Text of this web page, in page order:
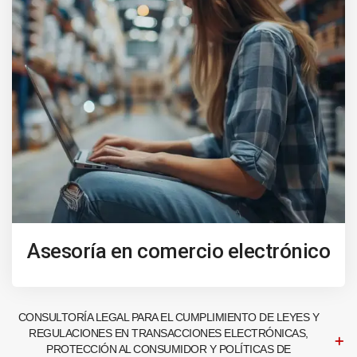
Asesoría en comercio electrónico
CONSULTORÍA LEGAL PARA EL CUMPLIMIENTO DE LEYES Y
REGULACIONES EN TRANSACCIONES ELECTRÓNICAS,
PROTECCIÓN AL CONSUMIDOR Y POLÍTICAS DE